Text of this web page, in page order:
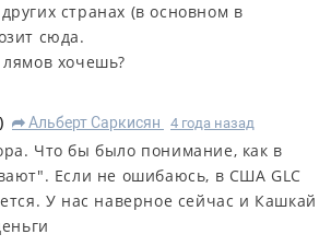
странах (в основном в
сюда.
хочешь?
) R Альберт Саркисян 4 года назад
Что бы было понимание, как в
Если не ошибаюсь, в США GLC
У нас наверное сейчас и Кашкай